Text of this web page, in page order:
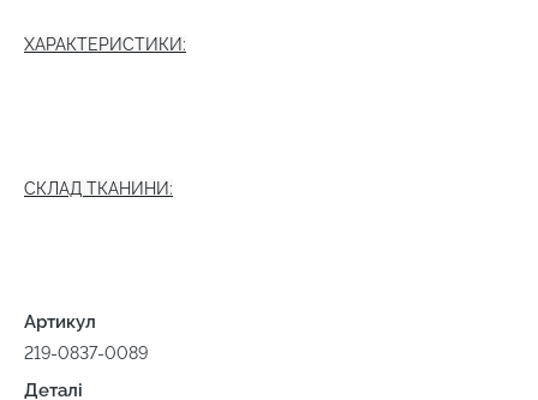
ХАРАКТЕРИСТИКИ:
СКЛАД ТКАНИНИ:
Артикул
219-0837-0089
Деталі